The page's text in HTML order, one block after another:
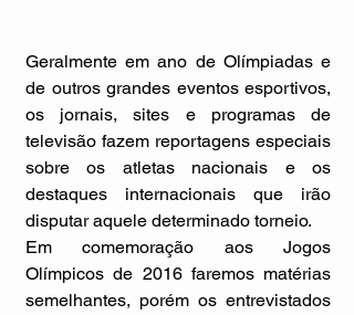
Geralmente em ano de Olímpiadas e
de outros grandes eventos esportivos,
os jornais, sites e programas de
televisão fazem reportagens especiais
sobre os atletas nacionais e os
destaques internacionais que irão
disputar aquele determinado torneio.
Em comemoração aos Jogos
Olímpicos de 2016 faremos matérias
semelhantes, porém os entrevistados